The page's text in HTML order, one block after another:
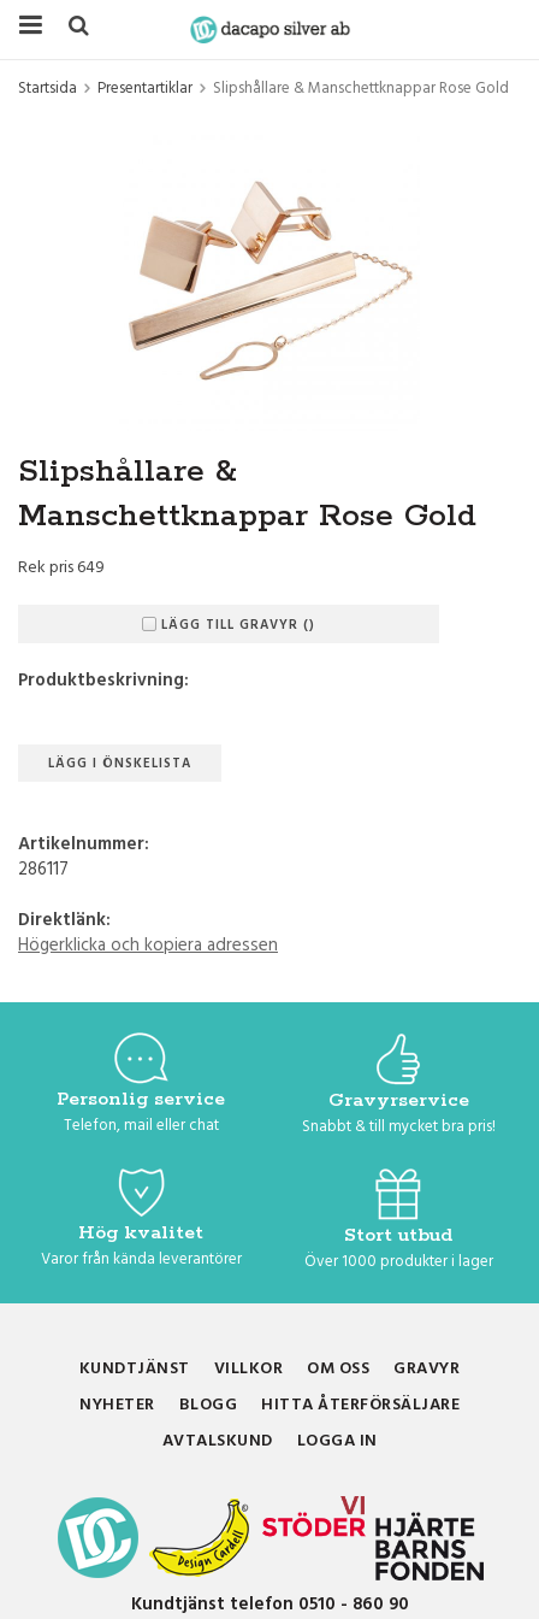
Startsida Presentartiklar Slipshållare & Manschettknappar Rose Gold
Slipshållare &
Manschettknappar Rose Gold
Rek pris 649
LÄGG TILL GRAVYR ()
Produktbeskrivning:
LÄGG I ÖNSKELISTA
Artikelnummer:
286117
Direktlänk:
Högerklicka och kopiera adressen
Personlig service
Telefon, mail eller chat
Gravyrservice
Snabbt & till mycket bra pris!
Hög kvalitet
Varor från kända leverantörer
Stort utbud
Över 1000 produkter i lager
KUNDTJÄNST VILLKOR OM OSS
GRAVYR
NYHETER
BLOGG
HITTA ÅTERFÖRSÄLJARE
AVTALSKUND
LOGGA IN
Kundtjänst telefon 0510 - 860 90